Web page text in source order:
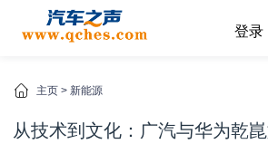
登录
主页 > 新能源
从技术到文化：广汽与华为乾